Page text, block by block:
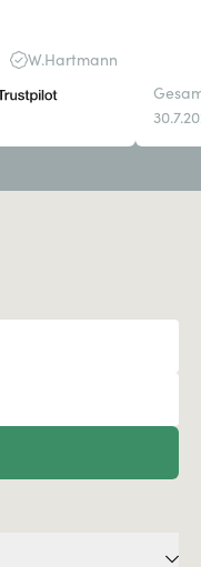
W.Hartmann